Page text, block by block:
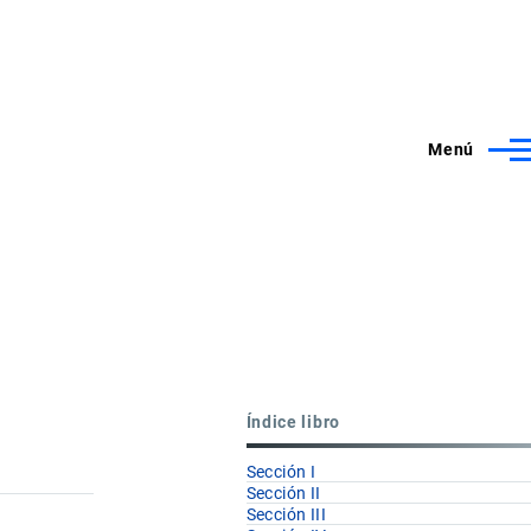
Menú
Índice libro
Sección I
Sección II
Sección III